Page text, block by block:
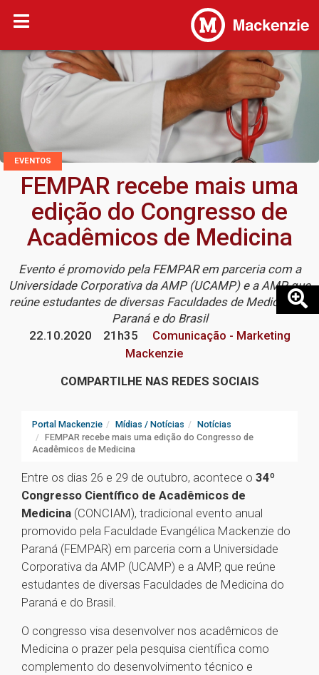
EVENTOS
FEMPAR recebe mais uma
edição do Congresso de
Acadêmicos de Medicina
Evento é promovido pela FEMPAR em parceria com a
Universidade Corporativa da AMP (UCAMP) e a AMP, que
reúne estudantes de diversas Faculdades de Medicina do
Paraná e do Brasil
22.10.2020
21h35
Comunicação - Marketing
Mackenzie
COMPARTILHE NAS REDES SOCIAIS
Portal Mackenzie Mídias / Notícias
Notícias
FEMPAR recebe mais uma edição do Congresso de
Acadêmicos de Medicina
Entre os dias 26 e 29 de outubro, acontece o 34º
Congresso Científico de Acadêmicos de
Medicina (CONCIAM), tradicional evento anual
promovido pela Faculdade Evangélica Mackenzie do
Paraná (FEMPAR) em parceria com a Universidade
Corporativa da AMP (UCAMP) e a AMP, que reúne
estudantes de diversas Faculdades de Medicina do
Paraná e do Brasil.
O congresso visa desenvolver nos acadêmicos de
Medicina o prazer pela pesquisa científica como
complemento do desenvolvimento técnico e